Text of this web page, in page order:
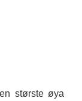
største øya